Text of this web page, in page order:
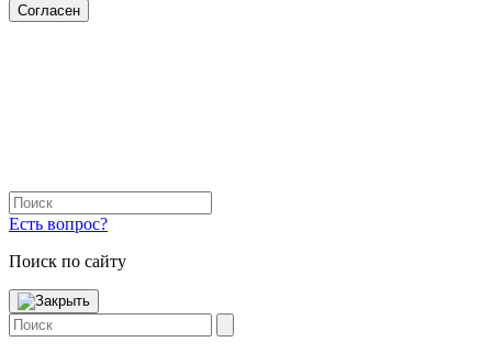
Согласен
Есть вопрос?
Поиск по сайту